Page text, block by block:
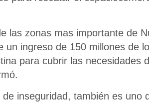
las zonas mas importante de
un ingreso de 150 millones de
para cubrir las necesidades
inseguridad, también es uno